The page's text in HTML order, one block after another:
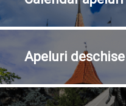
Apeluri deschise